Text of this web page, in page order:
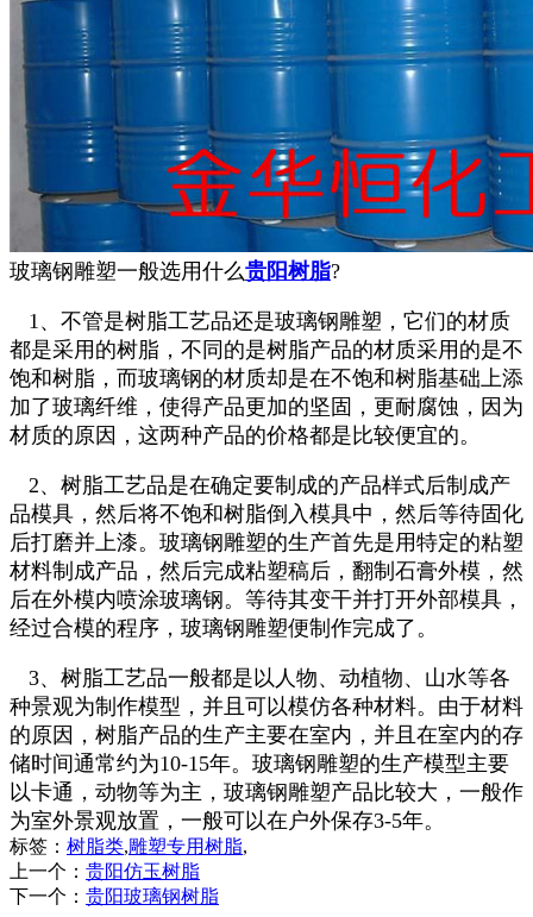
玻璃钢雕塑一般选用什么贵阳树脂?
1、不管是树脂工艺品还是玻璃钢雕塑，它们的材质
都是采用的树脂，不同的是树脂产品的材质采用的是不
饱和树脂，而玻璃钢的材质却是在不饱和树脂基础上添
加了玻璃纤维，使得产品更加的坚固，更耐腐蚀，因为
材质的原因，这两种产品的价格都是比较便宜的。
2、树脂工艺品是在确定要制成的产品样式后制成产
品模具，然后将不饱和树脂倒入模具中，然后等待固化
后打磨并上漆。玻璃钢雕塑的生产首先是用特定的粘塑
材料制成产品，然后完成粘塑稿后，翻制石膏外模，然
后在外模内喷涂玻璃钢。等待其变干并打开外部模具，
经过合模的程序，玻璃钢雕塑便制作完成了。
3、树脂工艺品一般都是以人物、动植物、山水等各
种景观为制作模型，并且可以模仿各种材料。由于材料
的原因，树脂产品的生产主要在室内，并且在室内的存
储时间通常约为10-15年。玻璃钢雕塑的生产模型主要
以卡通，动物等为主，玻璃钢雕塑产品比较大，一般作
为室外景观放置，一般可以在户外保存3-5年。
标签： 树脂类,雕塑专用树脂,
上一个： 贵阳仿玉树脂
下一个： 贵阳玻璃钢树脂